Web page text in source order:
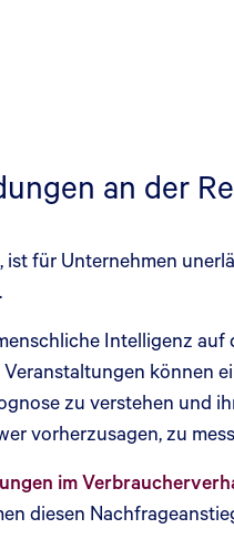
an der
für Unternehmen
Intelligenz auf
können
zu verstehen und
vorherzusagen, zu
im
diesen